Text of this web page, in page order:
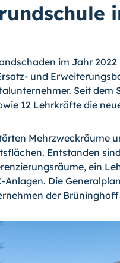
im Jahr
und
Seit dem
12 Lehrkräfte die
Mehrzweckräume
Entstanden
ein
Anlagen. Die
der Brüninghoff